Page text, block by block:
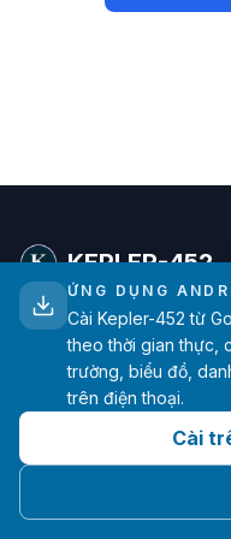
KEPLER-452
Phân tích tỷ lệ
mã hóa. Dữ liệu thời
hello@kepler-
Được tạo nên với
ỨNG DỤNG
Cài Kepler-452 từ
theo thời gian thực,
trường, biểu đồ,
trên điện thoại.
Cài